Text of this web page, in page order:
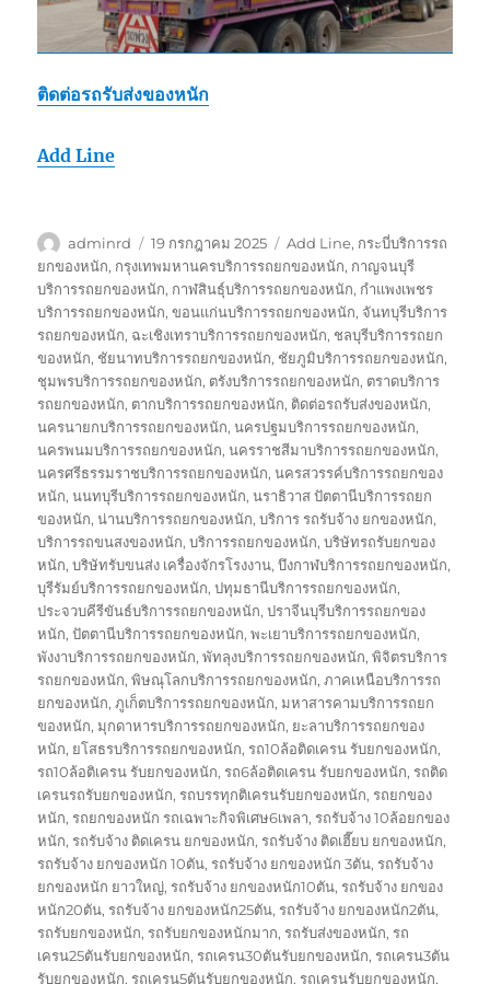
ติดต่อรถรับส่งของหนัก
Add Line
ผู้
เขียน
adminrd
เขียน
เมื่อ
19 กรกฎาคม 2025
ป้าย
กำกับ
Add Line, กระบี่บริการรถ
ยกของหนัก, กรุงเทพมหานครบริการรถยกของหนัก, กาญจนบุรี
บริการรถยกของหนัก, กาฬสินธุ์บริการรถยกของหนัก, กำแพงเพชร
บริการรถยกของหนัก,ขอนแก่นบริการรถยกของหนัก, จันทบุรีบริการ
รถยกของหนัก, ฉะเชิงเทราบริการรถยกของหนัก, ชลบุรีบริการรถยก
ของหนัก, ชัยนาทบริการรถยกของหนัก, ชัยภูมิบริการรถยกของหนัก,
ชุมพรบริการรถยกของหนัก, ตรังบริการรถยกของหนัก, ตราดบริการ
รถยกของหนัก, ตากบริการรถยกของหนัก, ติดต่อรถรับส่งของหนัก,
นครนายกบริการรถยกของหนัก,นครปฐมบริการรถยกของหนัก,
นครพนมบริการรถยกของหนัก,นครราชสีมาบริการรถยกของหนัก,
นครศรีธรรมราชบริการรถยกของหนัก,นครสวรรค์บริการรถยกของ
หนัก,นนทบุรีบริการรถยกของหนัก,นราธิวาส ปัตตานีบริการรถยก
ของหนัก,น่านบริการรถยกของหนัก,บริการ รถรับจ้าง ยกของหนัก,
บริการรถขนสงของหนัก,บริการรถยกของหนัก,บริษัทรถรับยกของ
หนัก,บริษัทรับขนส่ง เครื่องจักรโรงงาน,บึงกาฬบริการรถยกของหนัก,
บุรีรัมย์บริการรถยกของหนัก,ปทุมธานีบริการรถยกของหนัก,
ประจวบคีรีขันธ์บริการรถยกของหนัก,ปราจีนบุรีบริการรถยกของ
หนัก,ปัตตานีบริการรถยกของหนัก,พะเยาบริการรถยกของหนัก,
พังงาบริการรถยกของหนัก,พัทลุงบริการรถยกของหนัก,พิจิตรบริการ
รถยกของหนัก,พิษณุโลกบริการรถยกของหนัก,ภาคเหนือบริการรถ
ยกของหนัก,ภูเก็ตบริการรถยกของหนัก,มหาสารคามบริการรถยก
ของหนัก,มุกดาหารบริการรถยกของหนัก, ยะลาบริการรถยกของ
หนัก, ยโสธรบริการรถยกของหนัก,รถ10ล้อติดเครน รับยกของหนัก,
รถ10ล้อติเครน รับยกของหนัก,รถ6ล้อติดเครน รับยกของหนัก,รถติด
เครนรถรับยกของหนัก,รถบรรทุกติเครนรับยกของหนัก,รถยกของ
หนัก,รถยกของหนัก รถเฉพาะกิจพิเศษ6เพลา,รถรับจ้าง 10ล้อยกของ
หนัก,รถรับจ้าง ติดเครน ยกของหนัก,รถรับจ้าง ติดเฮี๊ยบ ยกของหนัก,
รถรับจ้าง ยกของหนัก 10ตัน,รถรับจ้าง ยกของหนัก 3ตัน,รถรับจ้าง
ยกของหนัก ยาวใหญ่,รถรับจ้าง ยกของหนัก10ตัน,รถรับจ้าง ยกของ
หนัก20ตัน,รถรับจ้าง ยกของหนัก25ตัน,รถรับจ้าง ยกของหนัก2ตัน,
รถรับยกของหนัก,รถรับยกของหนักมาก,รถรับส่งของหนัก,รถ
เครน25ตันรับยกของหนัก,รถเครน30ตันรับยกของหนัก,รถเครน3ตัน
รับยกของหนัก,รถเครน5ตันรับยกของหนัก,รถเครนรับยกของหนัก,